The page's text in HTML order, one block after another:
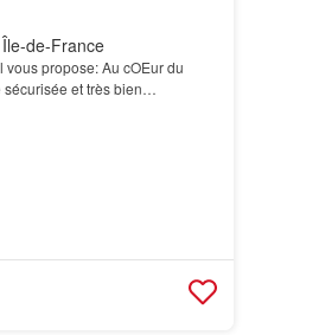
de-France
propose: Au cOEur du
et très bien